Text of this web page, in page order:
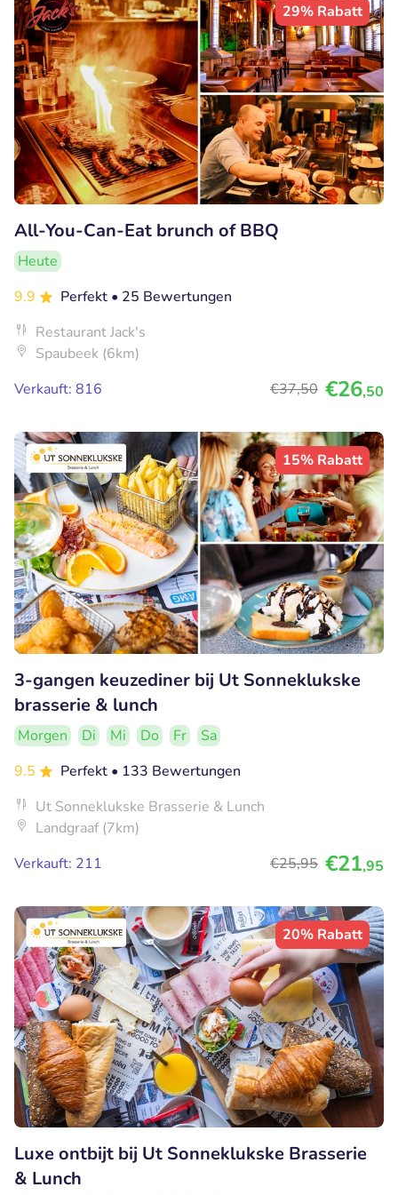
29% Rabatt
All-You-Can-Eat brunch of BBQ
Heute
9.9
Perfekt • 25 Bewertungen
Restaurant Jack's
Spaubeek (6km)
Verkauft: 816
€37,50 €26,50
15% Rabatt
3-gangen keuzediner bij Ut Sonneklukske
brasserie & lunch
Morgen Di Mi Do Fr
Sa
9.5
Perfekt • 133 Bewertungen
Ut Sonneklukske Brasserie & Lunch
Landgraaf (7km)
Verkauft: 211
€25,95 €21,95
20% Rabatt
Luxe ontbijt bij Ut Sonneklukske Brasserie
& Lunch